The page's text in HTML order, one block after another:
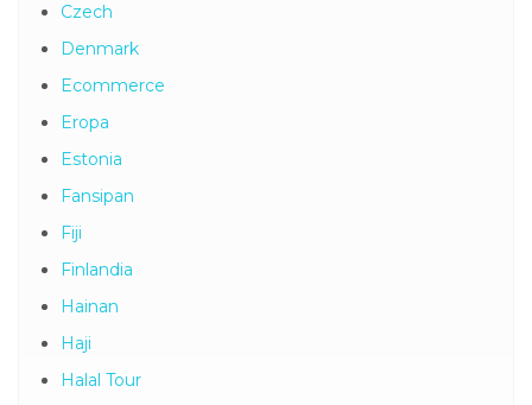
Czech
Denmark
Ecommerce
Eropa
Estonia
Fansipan
Fiji
Finlandia
Hainan
Haji
Halal Tour